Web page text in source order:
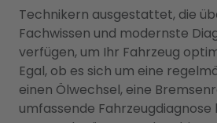
Technikern ausgestattet, die
Fachwissen und modernste
verfügen, um Ihr Fahrzeug
Egal, ob es sich um eine
einen Ölwechsel, eine
umfassende Fahrzeugdiagnose